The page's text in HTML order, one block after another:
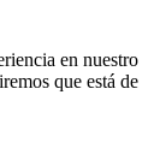
en nuestro
que está de